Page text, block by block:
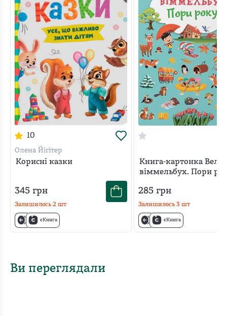
10
Олена Йігітер
Корисні казки
345 грн
Залишилось 2 шт
єКнига
Книга-картонка
віммельбух. Пори
285грн
Залишилось 3шт
єКнига
Ви переглядали